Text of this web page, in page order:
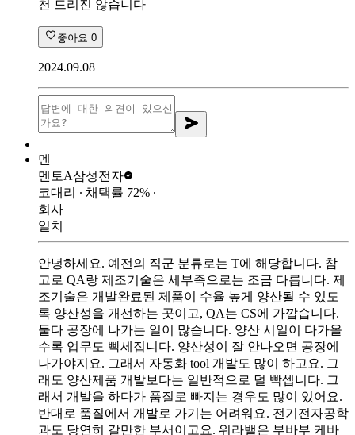
천 드리진 않습니다
좋아요 0
2024.09.08
멘
멘토A삼성전자
코대리 ∙ 채택률 72% ∙
회사
일치
안녕하세요. 예전의 직군 분류로는 T에 해당합니다. 참
고로 QA랑 제조기술은 세부족으로는 조금 다릅니다. 제
조기술은 개발완료된 제품이 수율 높게 양산될 수 있도
록 양산성을 개선하는 곳이고, QA는 CS에 가깝습니다.
둘다 공장에 나가는 일이 많습니다. 양산 시일이 다가올
수록 업무도 빡세집니다. 양산성이 잘 안나오면 공장에
나가야지요. 그래서 자동화 tool 개발도 많이 하고요. 그
래도 양산제품 개발보다는 일반적으로 덜 빡셉니다. 그
래서 개발을 하다가 품질로 빠지는 경우도 많이 있어요.
반대로 품질에서 개발로 가기는 어려워요. 전기전자공학
과도 당연히 갈만한 부서이고요. 워라밸은 부바부 케바